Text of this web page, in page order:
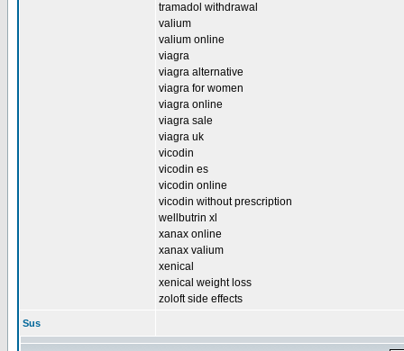
tramadol withdrawal
valium
valium online
viagra
viagra alternative
viagra for women
viagra online
viagra sale
viagra uk
vicodin
vicodin es
vicodin online
vicodin without prescription
wellbutrin xl
xanax online
xanax valium
xenical
xenical weight loss
zoloft side effects
Sus